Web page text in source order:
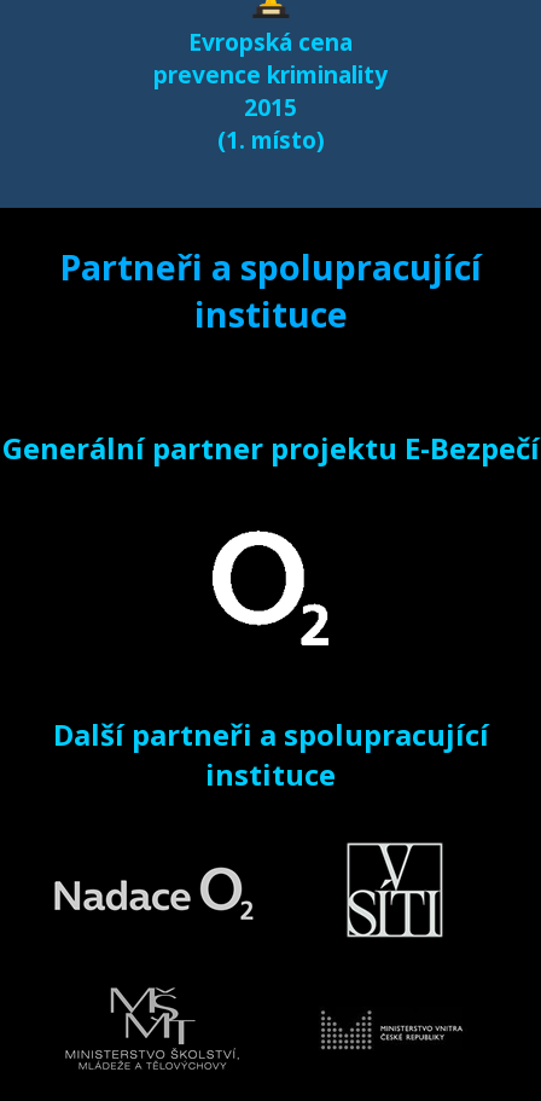
Evropská cena
prevence kriminality
2015
(1. místo)
Partneři a spolupracující
instituce
Generální partner projektu E-Bezpečí
Další partneři a spolupracující
instituce